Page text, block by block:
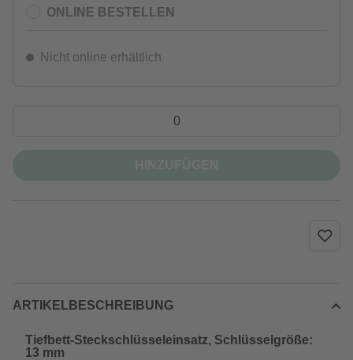
ONLINE BESTELLEN
Nicht online erhältlich
ARTIKELBESCHREIBUNG
Tiefbett-Steckschlüsseleinsatz, Schlüsselgröße:
13 mm